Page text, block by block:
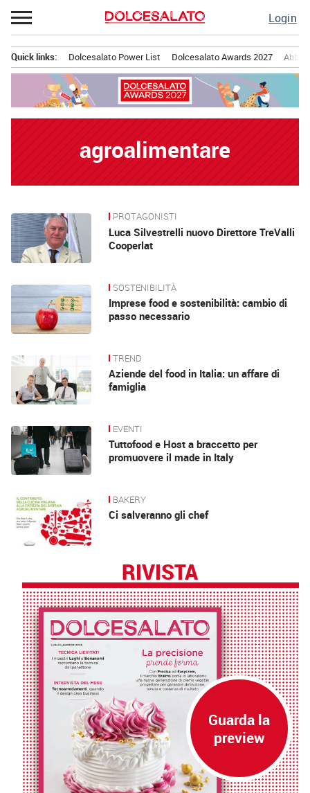
Passa
al
Login
principale
Quick links: Dolcesalato Power List Dolcesalato Awards 2027
agroalimentare
News PROTAGONISTI
Luca Silvestrelli nuovo Direttore TreValli
Cooperlat
SOSTENIBILITÀ
Imprese food e sostenibilità: cambio di
passo necessario
TREND
Aziende del food in Italia: un affare di
famiglia
EVENTI
Tuttofood e Host a braccetto per
promuovere il made in Italy
BAKERY
Ci salveranno gli chef
RIVISTA